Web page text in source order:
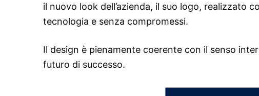
il nuovo look dell’azienda, il suo logo, realizzato
tecnologia e senza compromessi.
Il design è pienamente coerente con il senso
futuro di successo.